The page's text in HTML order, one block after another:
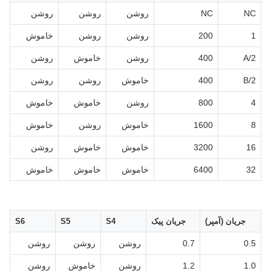
NC
NC روشن روشن روشن
200 روشن روشن خاموش
400 روشن خاموش روشن
400 خاموش روشن روشن
4
800 روشن خاموش خاموش
1600 خاموش روشن خاموش
16
3200 خاموش خاموش روشن
32
6400 خاموش خاموش خاموش
جریان (آمپر) جریان پیک S4
S5
S6
0.5
0.7 روشن روشن روشن
1.0
1.2 روشن خاموش روشن